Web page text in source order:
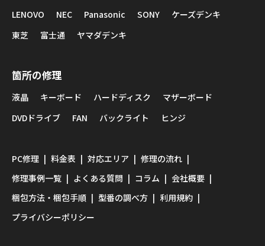
LENOVO
NEC Panasonic SONY
ケーズデンキ
東芝
富士通 ヤマダデンキ
箇所の修理
液晶 キーボード ハードディスク
マザーボード
DVDドライブ
FAN バックライト ヒンジ
PC修理 料金表 対応エリア
修理の流れ
修理事例一覧
よくある質問 コラム
会社概要
梱包方法・梱包手順
型番の調べ方
利用規約
プライバシーポリシー